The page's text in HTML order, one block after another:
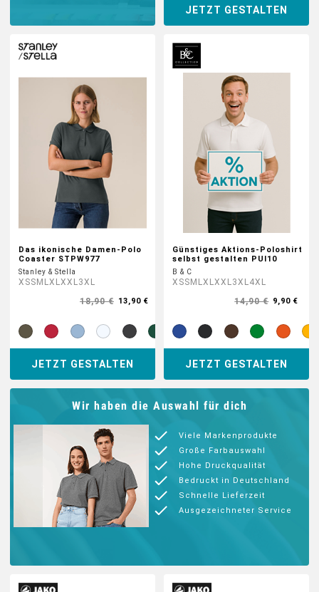
DTF BOGEN
TEAMBUILDING
HANDWERK
ZAHNARZTPRAXIS
SOCKEN PERSONALISIEREN
FOTOTASSEN UND MEHR
JETZT GESTALTEN
Das ikonische Damen-Polo
Coaster STPW977
Stanley & Stella
XSSM L XL XXL 3XL
18,90 € 13,90 €
JETZT GESTALTEN
Günstiges Aktions-Poloshirt
selbst gestalten PUI10
B & C
XSSM L XL XXL 3XL 4XL
14,90 € 9,90 €
JETZT GESTALTEN
Wir haben die Auswahl für dich
Viele Markenprodukte
Große Farbauswahl
Hohe Druckqualität
Bedruckt in Deutschland
Schnelle Lieferzeit
Ausgezeichneter Service